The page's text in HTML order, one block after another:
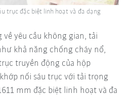
về yêu cầu không gian, tải
khả năng chống cháy nổ,
truyền động của hộp
nối sáu trục với tải trọng
mm đặc biệt linh hoạt và đa
trục đặc biệt linh hoạt và đa dạng